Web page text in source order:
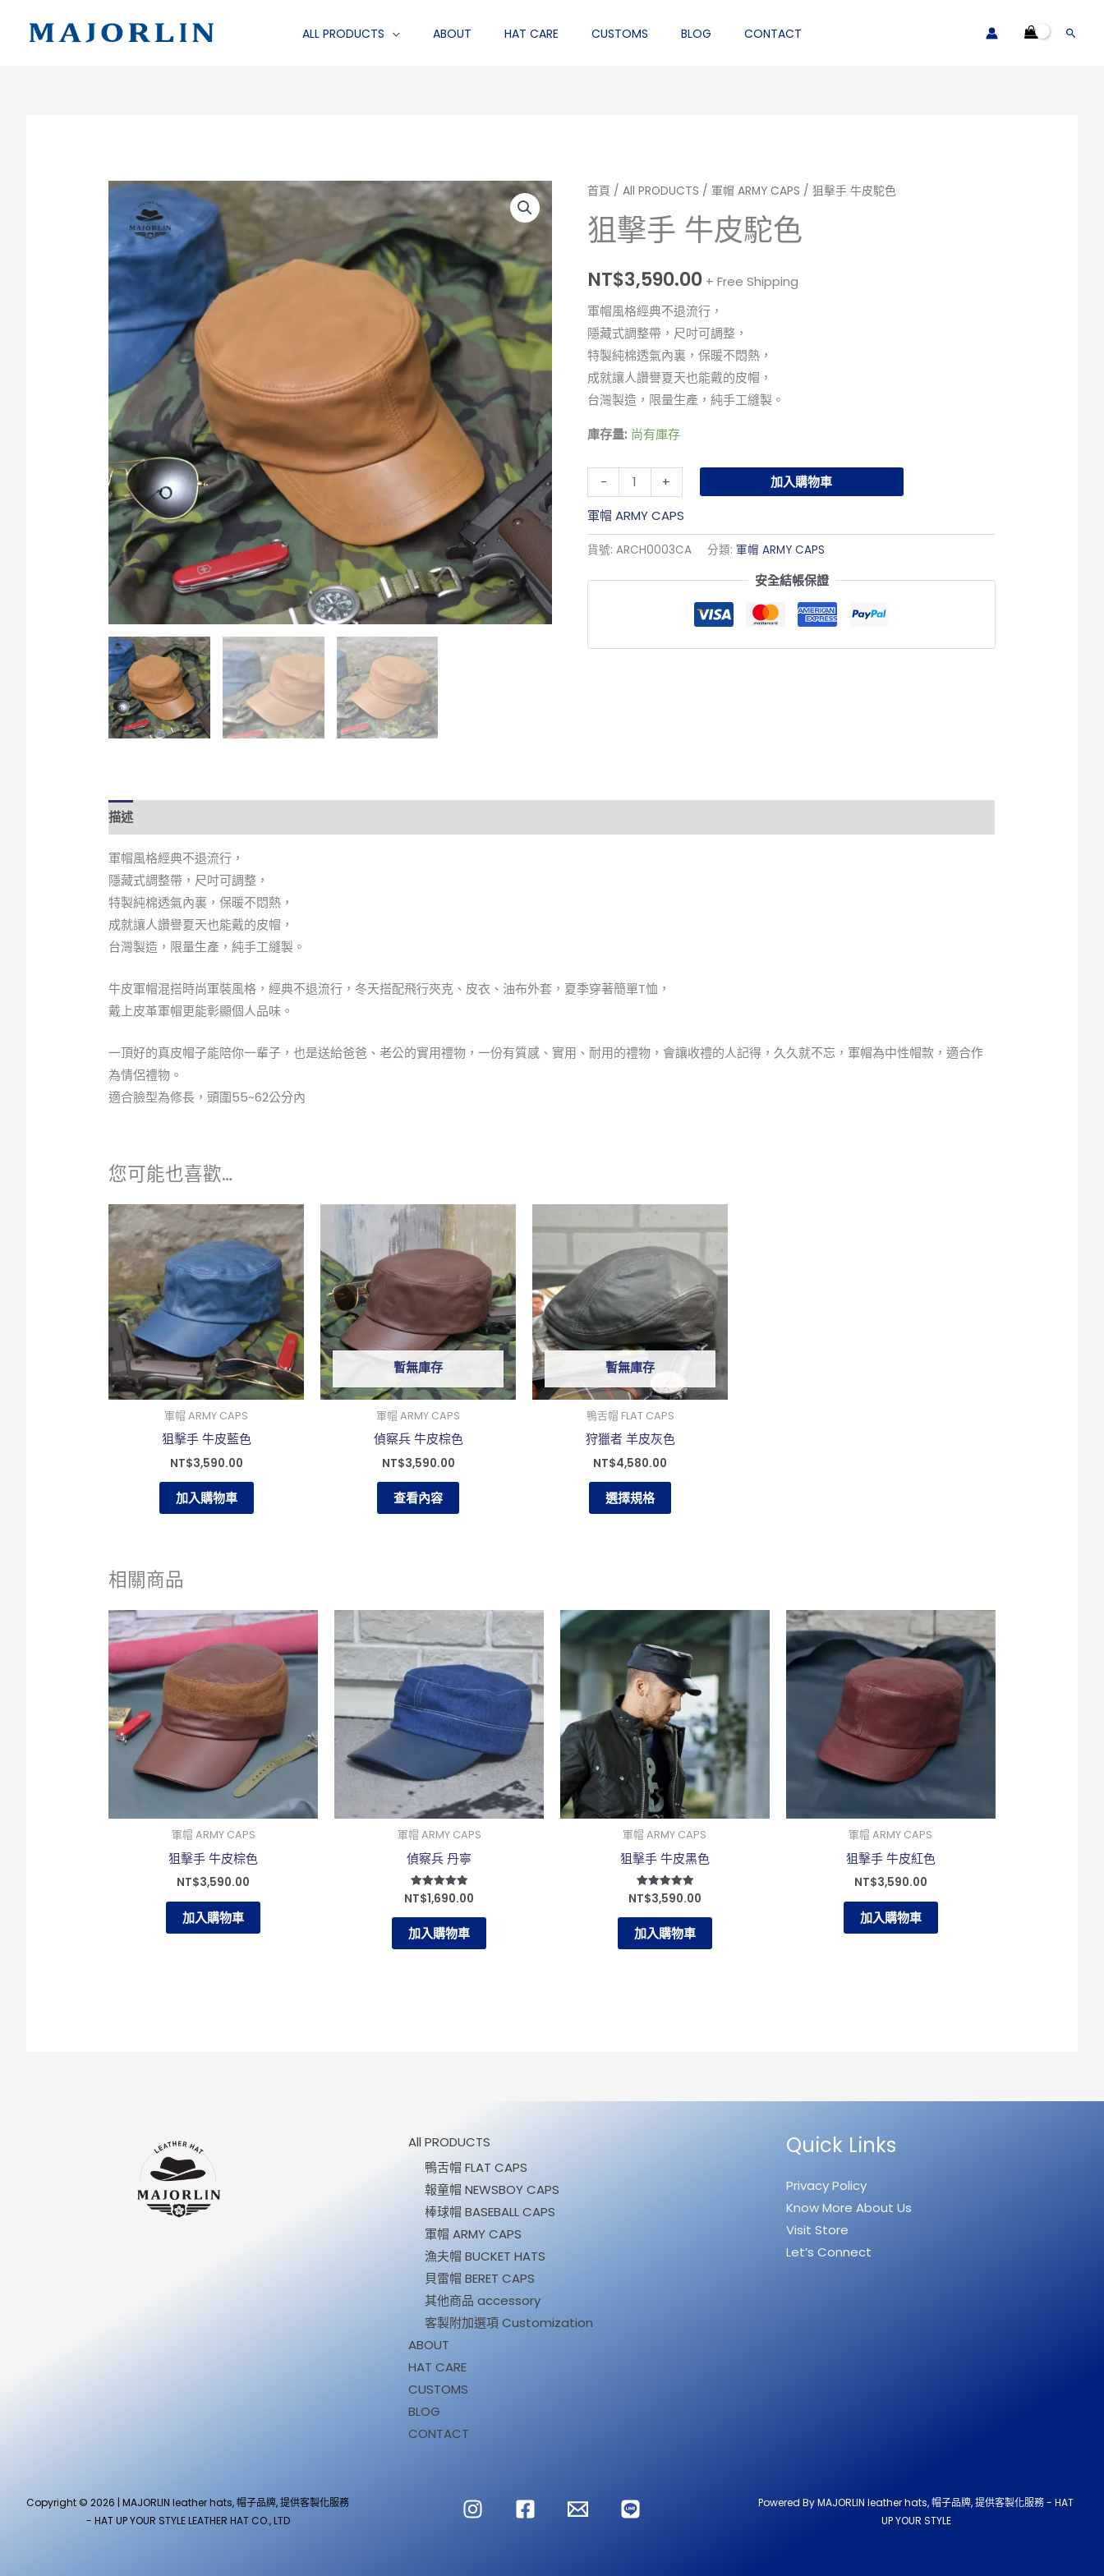
ALL PRODUCTS ABOUT HAT CARE CUSTOMS BLOG CONTACT
搜
首頁 /All PRODUCTS / 軍帽 ARMY CAPS / 狙擊手 牛皮駝色
狙擊手 牛皮駝色
NT$3,590.00 + Free Shipping
軍帽風格經典不退流行，
隱藏式調整帶，尺吋可調整，
特製純棉透氣內裏，保暖不悶熱，
成就讓人讚譽夏天也能戴的皮帽，
台灣製造，限量生產，純手工縫製。
庫存量: 尚有庫存
-
狙
擊
手
皮
駝
色
數
量
+
加入購物車
軍帽 ARMY CAPS
貨號:ARCH0003CA 分類:軍帽 ARMY CAPS
安全結帳保證
描述
軍帽風格經典不退流行，
隱藏式調整帶，尺吋可調整，
特製純棉透氣內裏，保暖不悶熱，
成就讓人讚譽夏天也能戴的皮帽，
台灣製造，限量生產，純手工縫製。
牛皮軍帽混搭時尚軍裝風格，經典不退流行，冬天搭配飛行夾克、皮衣、油布外套，夏季穿著簡單T恤，
戴上皮革軍帽更能彰顯個人品味。
一頂好的真皮帽子能陪你一輩子，也是送給爸爸、老公的實用禮物，一份有質感、實用、耐用的禮物，會讓收禮的人記得，久久就不忘，軍帽為中性帽款，適合作
為情侶禮物。
適合臉型為修長，頭圍55~62公分內
您可能也喜歡…
軍帽 ARMY CAPS
狙擊手 牛皮藍色
NT$3,590.00
加入購物車
暫無庫存
軍帽 ARMY CAPS
偵察兵 牛皮棕色
NT$3,590.00
查看內容
暫無庫存
鴨舌帽 FLAT CAPS
狩獵者 羊皮灰色
NT$4,580.00
選擇規格
產
品
多
種
款
式。
可
在
產
頁
相關商品
軍帽 ARMY CAPS
狙擊手 牛皮棕色
NT$3,590.00
加入購物車
軍帽 ARMY CAPS
偵察兵 丹寧
評分
5.00
滿分 5
NT$1,690.00
加入購物車
軍帽 ARMY CAPS
狙擊手 牛皮黑色
評分
5.00
滿分 5
NT$3,590.00
加入購物車
軍帽 ARMY CAPS
狙擊手 牛皮紅色
NT$3,590.00
加入購物車
All PRODUCTS
鴨舌帽 FLAT CAPS
報童帽 NEWSBOY CAPS
棒球帽 BASEBALL CAPS
軍帽 ARMY CAPS
漁夫帽 BUCKET HATS
貝雷帽 BERET CAPS
其他商品 accessory
客製附加選項 Customization
ABOUT
HAT CARE
CUSTOMS
BLOG
CONTACT
Quick Links
Privacy Policy
Know More About Us
Visit Store
Let’s Connect
Copyright © 2026 | MAJORLIN leather hats, 帽子品牌, 提供客製化服務
- HAT UP YOUR STYLE LEATHER HAT CO., LTD
Powered By MAJORLIN leather hats, 帽子品牌, 提供客製化服務 - HAT
UP YOUR STYLE